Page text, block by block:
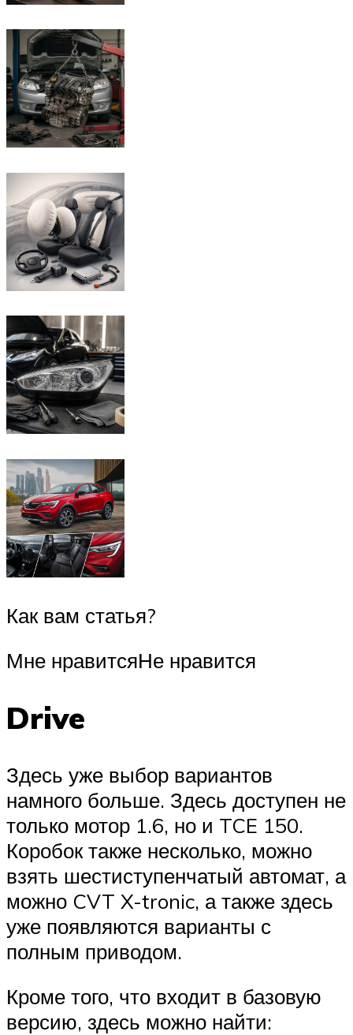
Как вам статья?
Мне нравитсяНе нравится
Drive
Здесь уже выбор вариантов
намного больше. Здесь доступен не
только мотор 1.6, но и TCE 150.
Коробок также несколько, можно
взять шестиступенчатый автомат, а
можно CVT X-tronic, а также здесь
уже появляются варианты с
полным приводом.
Кроме того, что входит в базовую
версию, здесь можно найти: